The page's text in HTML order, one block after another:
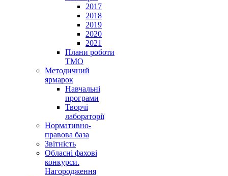
2017
2018
2019
2020
2021
Плани роботи
ТМО
Методичний
ярмарок
Навчальні
програми
Творчі
лабораторії
Нормативно-
правова база
Звітність
Обласні фахові
конкурси.
Нагородження